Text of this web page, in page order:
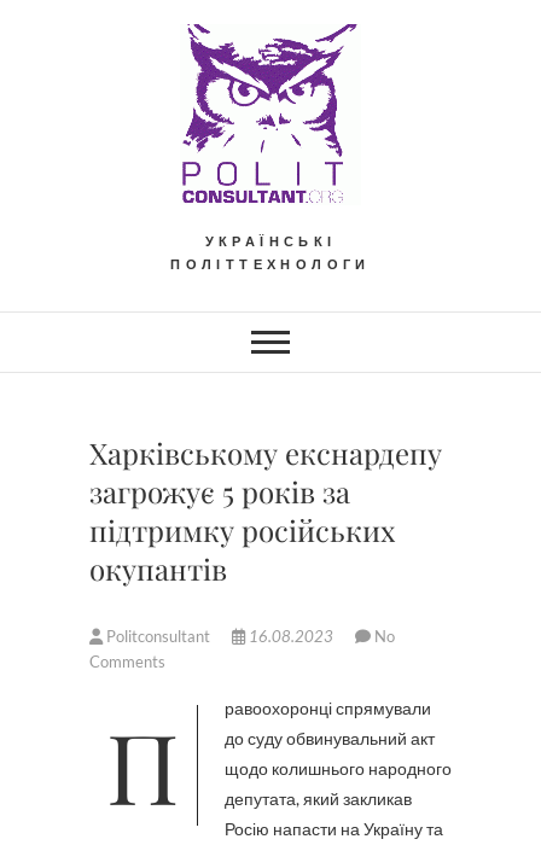
УКРАЇНСЬКІ
ПОЛІТТЕХНОЛОГИ
Харківському екснардепу
загрожує 5 років за
підтримку російських
окупантів
Politconsultant 16.08.2023
No
Comments
Правоохоронці спрямували
до суду обвинувальний акт
щодо колишнього народного
депутата, який закликав
Росію напасти на Україну та